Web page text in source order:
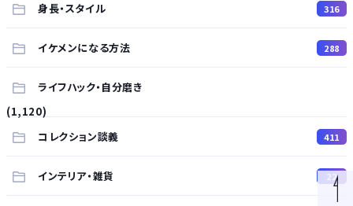
身長・スタイル 316
イケメンになる方法 288
ライフハック・自分磨き
(1,120)
コレクション談義
411
インテリア・雑貨 22